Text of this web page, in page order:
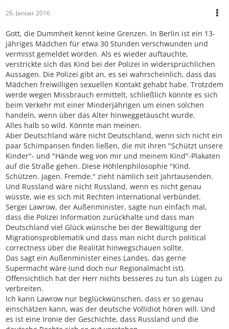
26. Januar 2016
Gott, die Dummheit kennt keine Grenzen. In Berlin ist ein 13-
jähriges Mädchen für etwa 30 Stunden verschwunden und
vermisst gemeldet worden. Als es wieder auftauchte,
verstrickte sich das Kind bei der Polizei in widersprüchlichen
Aussagen. Die Polizei gibt an, es sei wahrscheinlich, dass das
Mädchen freiwilligen sexuellen Kontakt gehabt habe. Trotzdem
werde wegen Missbrauch ermittelt, schließlich könnte es sich
beim Verkehr mit einer Minderjährigen um einen solchen
handeln, wenn über das Alter hinweggetäuscht wurde.
Alles halb so wild. Könnte man meinen.
Aber Deutschland wäre nicht Deutschland, wenn sich nicht ein
paar Schimpansen finden ließen, die mit ihren "Schützt unsere
Kinder"- und "Hände weg von mir und meinem Kind"-Plakaten
auf die Straße gehen. Diese Höhlenphilosophie "Kind.
Schützen. Jagen. Fremde." zieht nämlich seit Jahrtausenden.
Und Russland wäre nicht Russland, wenn es nicht genau
wüsste, wie es sich mit Rechten international verbündet.
Sergei Lawrow, der Außenminister, sagte nun einfach mal,
dass die Polizei Information zurückhalte und dass man
Deutschland viel Glück wünsche bei der Bewältigung der
Migrationsproblematik und dass man nicht durch political
correctness über die Realität hinwegschauen sollte.
Das sagt ein Außenminister eines Landes, das gerne
Supermacht wäre (und doch nur Regionalmacht ist).
Offensichtlich hat der Herr nichts besseres zu tun als Lügen zu
verbreiten.
Ich kann Lawrow nur beglückwünschen, dass er so genau
einschätzen kann, was der deutsche Vollidiot hören will. Und
es ist eine Ironie der Geschichte, dass Russland und die